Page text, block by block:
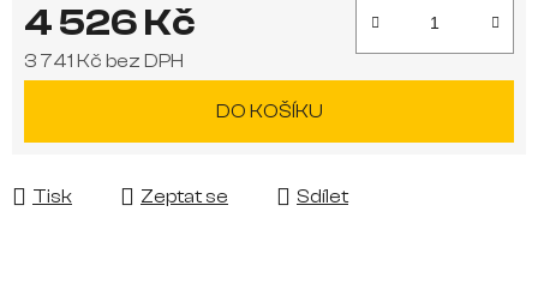
4 526 Kč
3 741 Kč bez DPH
DO KOŠÍKU
Tisk Zeptat se Sdílet